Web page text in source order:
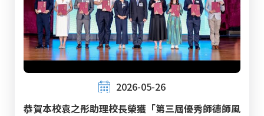
2026-05-26
恭賀本校袁之彤助理校長榮獲「第三屆優秀師德師風